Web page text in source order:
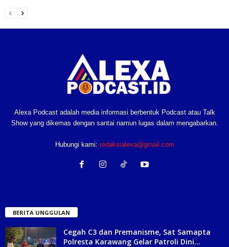
Alexa Podcast adalah media informasi berbentuk Podcast atau Talk
Show yang dikemas dengan santai namun lugas dalam mengabarkan.
Hubungi kami: redaksialexa@gmail.com
BERITA UNGGULAN
Cegah C3 dan Premanisme, Sat Samapta
Polresta Karawang Gelar Patroli Dini...